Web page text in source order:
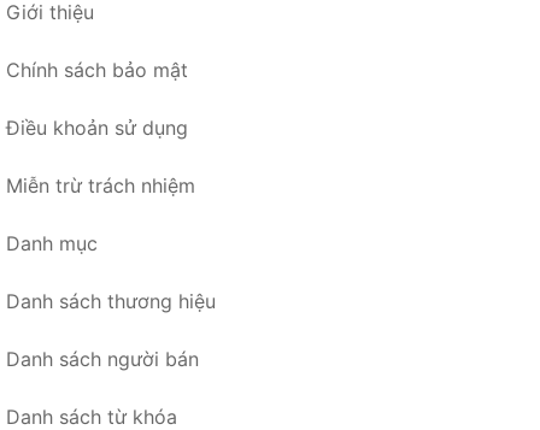
Giới thiệu
Chính sách bảo mật
Điều khoản sử dụng
Miễn trừ trách nhiệm
Danh mục
Danh sách thương hiệu
Danh sách người bán
Danh sách từ khóa